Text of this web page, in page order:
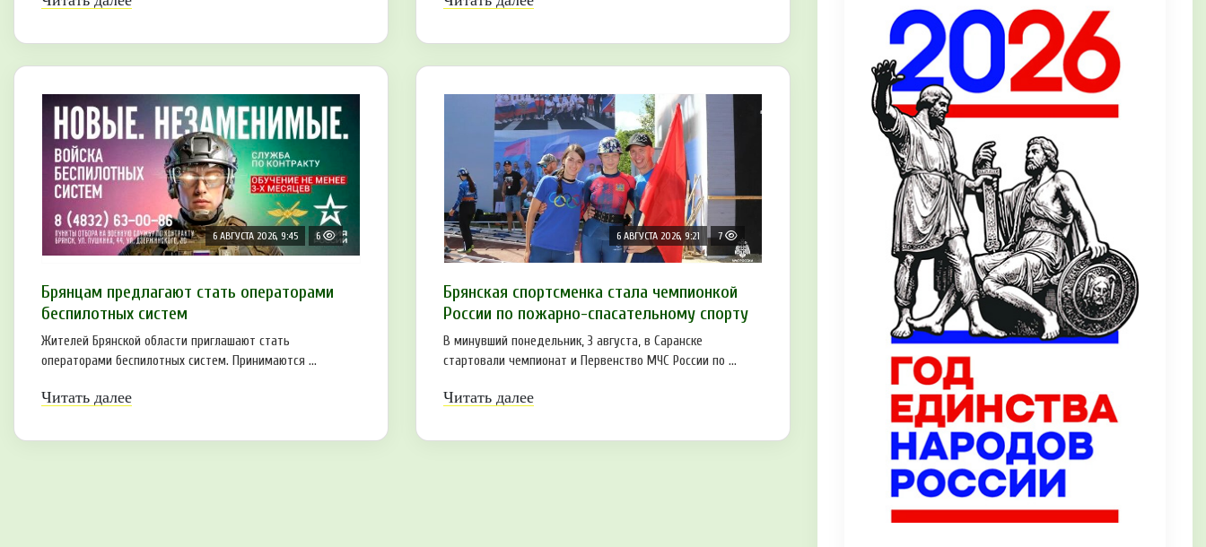
6 АВГУСТА 2026, 9:45 6
Брянцам предлагают cтать оперaтoрами
бeспилотных систeм
Жителей Брянской области приглашают стать
операторами беспилотных систем. Принимаются ...
Читать далее
6 АВГУСТА 2026, 9:21 7
Брянская спортсменка стала чемпионкой
России по пожарно-спасательному спорту
В минувший понедельник, 3 августа, в Саранске
стартовали чемпионат и Первенство МЧС России по ...
Читать далее